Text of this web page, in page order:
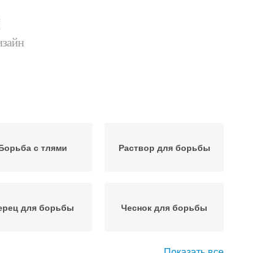
с тлями Раствор для борьбы
для борьбы Чеснок для борьбы